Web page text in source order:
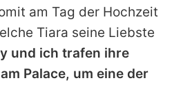
am Tag der Hochzeit
Tiara seine Liebste
und ich trafen ihre
Palace, um eine der